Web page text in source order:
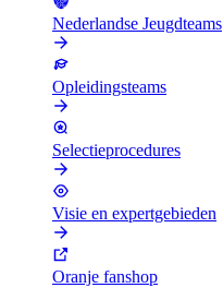
Nederlandse Jeugdteams
Opleidingsteams
Selectieprocedures
Visie en expertgebieden
Oranje fanshop